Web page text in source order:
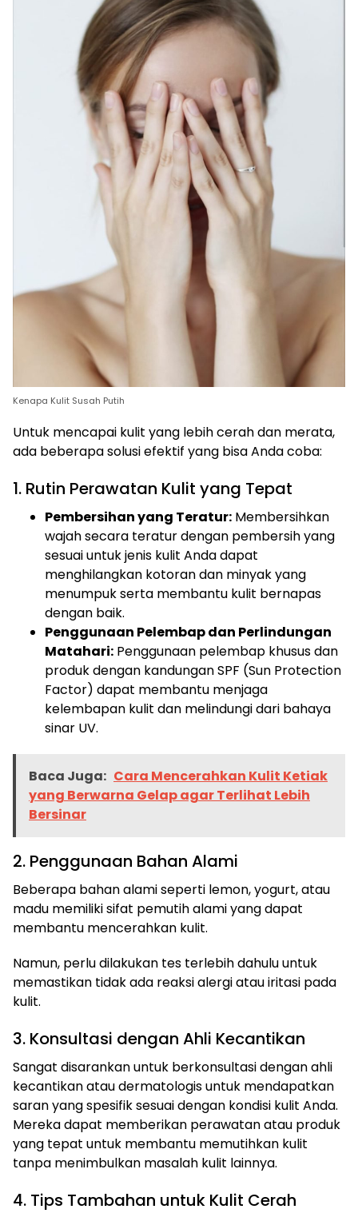
Kenapa Kulit Susah Putih
Untuk mencapai kulit yang lebih cerah dan merata,
ada beberapa solusi efektif yang bisa Anda coba:
1. Rutin Perawatan Kulit yang Tepat
Pembersihan yang Teratur: Membersihkan
wajah secara teratur dengan pembersih yang
sesuai untuk jenis kulit Anda dapat
menghilangkan kotoran dan minyak yang
menumpuk serta membantu kulit bernapas
dengan baik.
Penggunaan Pelembap dan Perlindungan
Matahari: Penggunaan pelembap khusus dan
produk dengan kandungan SPF (Sun Protection
Factor) dapat membantu menjaga
kelembapan kulit dan melindungi dari bahaya
sinar UV.
Baca Juga: Cara Mencerahkan Kulit Ketiak
yang Berwarna Gelap agar Terlihat Lebih
Bersinar
2. Penggunaan Bahan Alami
Beberapa bahan alami seperti lemon, yogurt, atau
madu memiliki sifat pemutih alami yang dapat
membantu mencerahkan kulit.
Namun, perlu dilakukan tes terlebih dahulu untuk
memastikan tidak ada reaksi alergi atau iritasi pada
kulit.
3. Konsultasi dengan Ahli Kecantikan
Sangat disarankan untuk berkonsultasi dengan ahli
kecantikan atau dermatologis untuk mendapatkan
saran yang spesifik sesuai dengan kondisi kulit Anda.
Mereka dapat memberikan perawatan atau produk
yang tepat untuk membantu memutihkan kulit
tanpa menimbulkan masalah kulit lainnya.
4. Tips Tambahan untuk Kulit Cerah